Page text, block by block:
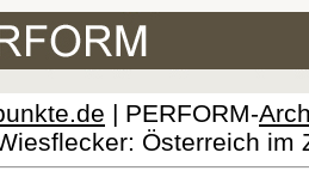
| PERFORM-
Österreich im